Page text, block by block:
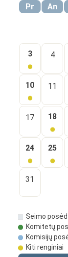
Pr An
3 4
10 11
17 18
24 25
31
Seimo
Komitetų
Komisijų
Kiti renginiai